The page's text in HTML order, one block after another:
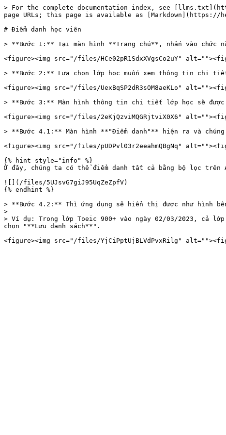
> For the complete documentation index, see
page URLs; this page is available as [Markdown](https://
# Điểm danh học viên
> **Bước 1:** Tại màn hình **Trang chủ**, nhấn vào chức
<figure><img src="/files/HCe02pR1SdxXVgsCo2uY"
> **Bước 2:** Lựa chọn lớp học muốn xem thông tin chi
<figure><img src="/files/UexBqSP2dR3sOM8aeKLo"
> **Bước 3:** Màn hình thông tin chi tiết lớp học sẽ
<figure><img src="/files/2eKjQzviMQGRjtviX0X6"
> **Bước 4.1:** Màn hình **"Điểm danh"** hiện ra và
<figure><img src="/files/pUDPvl03r2eeahmQBgNq"
{% hint style="info" %}
Ở đây, chúng ta có thể điểm danh tất cả bằng bộ lọc trên
![](/files/5UJsvG7giJ95UqZeZpfV)
{% endhint %}
> **Bước 4.2:** Thì ứng dụng sẽ hiển thị được như hình
>
> Ví dụ: Trong lớp Toeic 900+ vào ngày 02/03/2023, cả
chọn "**Lưu danh sách**".